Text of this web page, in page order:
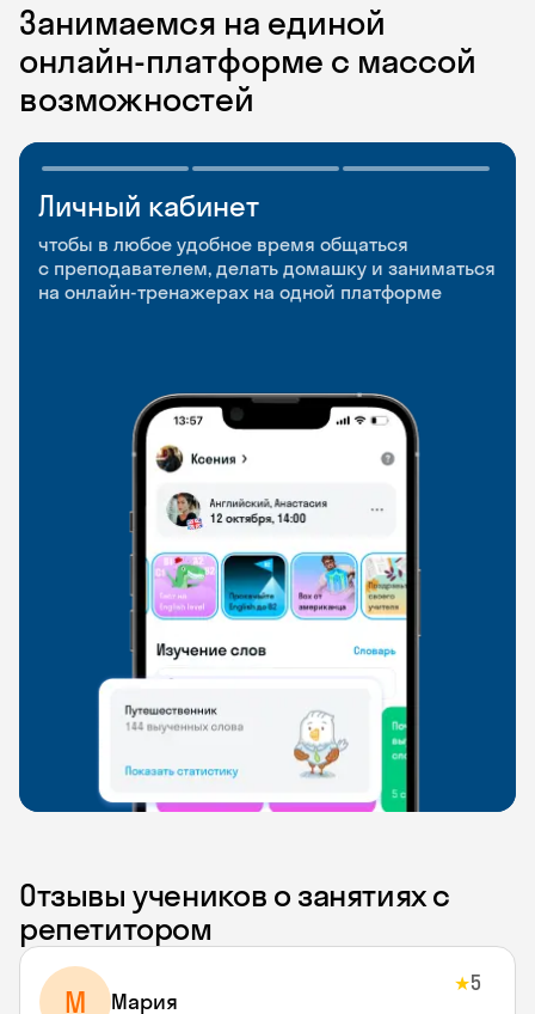
Занимаемся на единой
онлайн-платформе с массой
возможностей
Личный кабинет
чтобы в любое удобное время общаться
с преподавателем, делать домашку и заниматься
на онлайн-тренажерах на одной платформе
Мобильное
приложение
чтобы заниматься и изучать новые слова где
и когда удобно
Разговорные клубы
и Talks
Групповые занятия для разговорной практики
и индивидуальные встречи с преподавателями
Отзывы учеников о занятиях с
репетитором
М Мария
★5